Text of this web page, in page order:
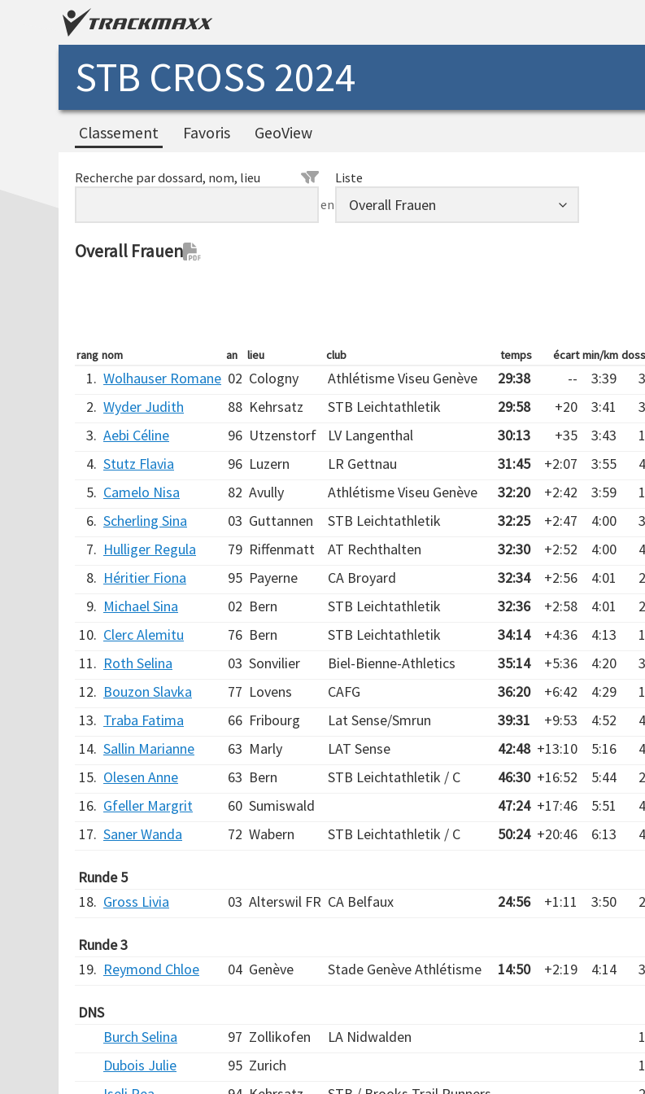
STB CROSS 2024
Classement Favoris GeoView
Recherche par dossard, nom, lieu
en
Liste
Overall Frauen
rang nom an lieu club temps écart min/km
1. Wolhauser Romane 02 Cologny Athlétisme Viseu Genève 29:38 -- 3:39
2. Wyder Judith 88 Kehrsatz STB Leichtathletik 29:58 +20 3:41
3. Aebi Céline 96 Utzenstorf LV Langenthal 30:13 +35 3:43
4. Stutz Flavia 96 Luzern LR Gettnau 31:45 +2:07 3:55
5. Camelo Nisa 82 Avully Athlétisme Viseu Genève 32:20 +2:42 3:59
6. Scherling Sina 03 Guttannen STB Leichtathletik 32:25 +2:47 4:00
7. Hulliger Regula 79 Riffenmatt AT Rechthalten 32:30 +2:52 4:00
8. Héritier Fiona 95 Payerne CA Broyard 32:34 +2:56 4:01
9. Michael Sina 02 Bern STB Leichtathletik 32:36 +2:58 4:01
10. Clerc Alemitu 76 Bern STB Leichtathletik 34:14 +4:36 4:13
11. Roth Selina 03 Sonvilier Biel-Bienne-Athletics 35:14 +5:36 4:20
12. Bouzon Slavka 77 Lovens CAFG 36:20 +6:42 4:29
13. Traba Fatima 66 Fribourg Lat Sense/Smrun 39:31 +9:53 4:52
14. Sallin Marianne 63 Marly LAT Sense 42:48 +13:10 5:16
15. Olesen Anne 63 Bern STB Leichtathletik / C 46:30 +16:52 5:44
16. Gfeller Margrit 60 Sumiswald 47:24 +17:46 5:51
17. Saner Wanda 72 Wabern STB Leichtathletik / C 50:24 +20:46 6:13
Runde 5
18. Gross Livia 03 Alterswil FR CA Belfaux 24:56 +1:11 3:50
Runde 3
19. Reymond Chloe 04 Genève Stade Genève Athlétisme 14:50 +2:19 4:14
DNS
Burch Selina
97 Zollikofen LA Nidwalden
Dubois Julie
95 Zurich